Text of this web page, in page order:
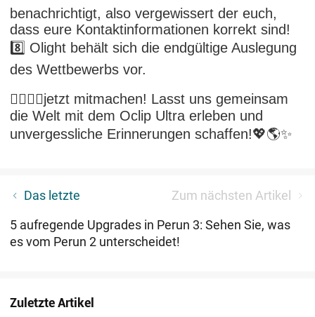
benachrichtigt, also vergewissert der euch,
dass eure Kontaktinformationen korrekt sind!
8️⃣ Olight behält sich die endgültige Auslegung
des Wettbewerbs vor.
🏃‍♀️🏃‍♂️jetzt mitmachen! Lasst uns gemeinsam
die Welt mit dem Oclip Ultra erleben und
unvergessliche Erinnerungen schaffen!💖🌎✨
Das letzte Zum nächsten Artikel
Taschenlampe Strahl Entfernung erklärt: Lumen,
5 aufregende Upgrades in Perun 3: Sehen Sie, was
es vom Perun 2 unterscheidet!
Zuletzte Artikel